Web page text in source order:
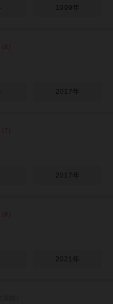
1999年
2017年
2017年
2021年